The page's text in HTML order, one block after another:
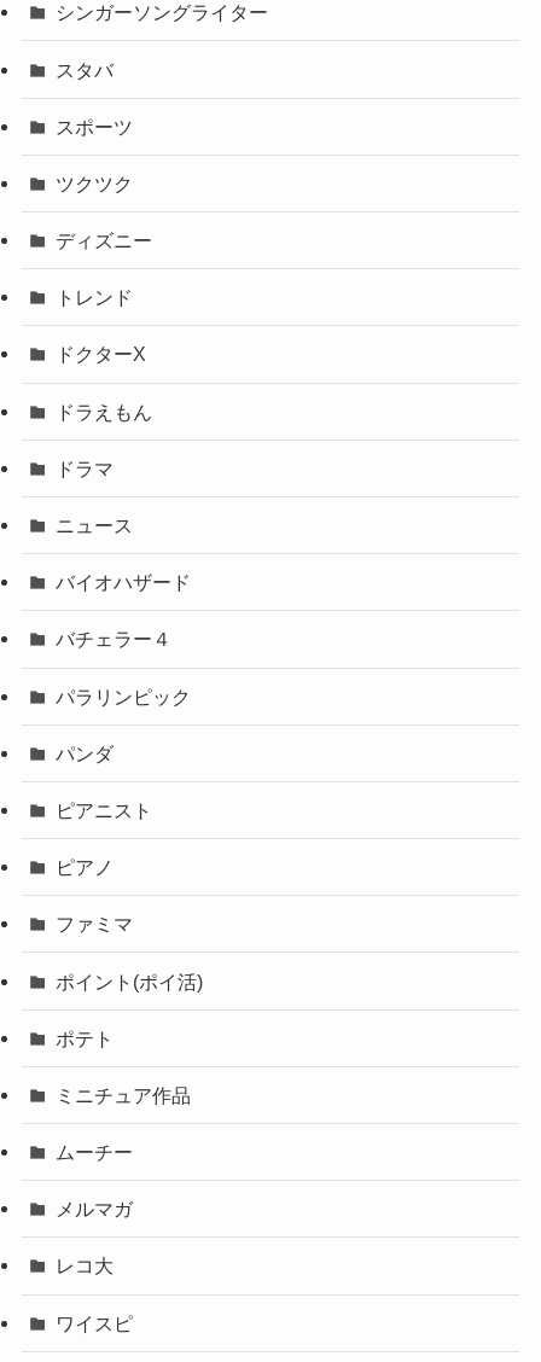
シンガーソングライター
スタバ
スポーツ
ツクツク
ディズニー
トレンド
ドクターX
ドラえもん
ドラマ
ニュース
バイオハザード
バチェラー４
パラリンピック
パンダ
ピアニスト
ピアノ
ファミマ
ポイント(ポイ活)
ポテト
ミニチュア作品
ムーチー
メルマガ
レコ大
ワイスピ